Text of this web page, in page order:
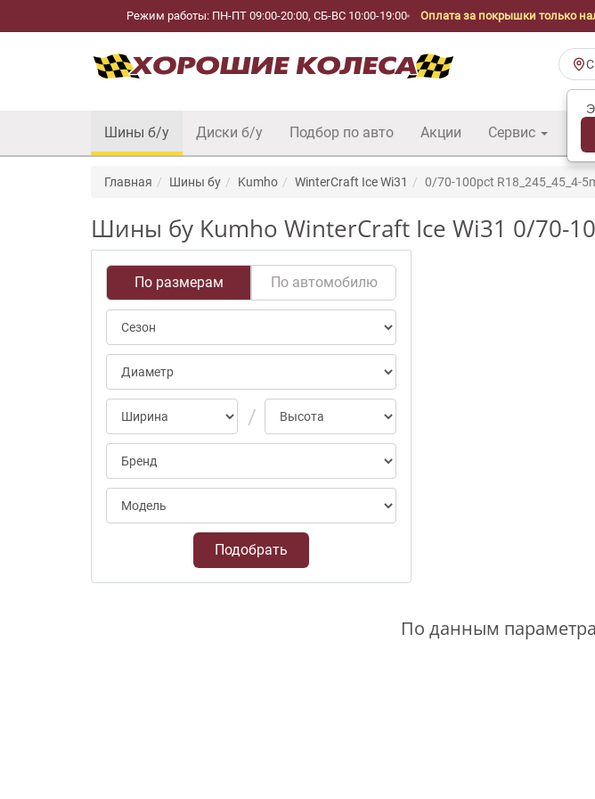
Режим работы: ПН-ПТ 09:00-20:00, СБ-ВС 10:00-19:00 Оплата за покрышки только
Шины б/у Диски б/у Подбор по авто Акции Сервис
Главная Шины бу Kumho WinterCraft Ice Wi31 0/70-100pct R18_245_45_4-
Шины бу Kumho WinterCraft Ice Wi31 0/70-
По размерам По автомобилю
Подобрать
По данным